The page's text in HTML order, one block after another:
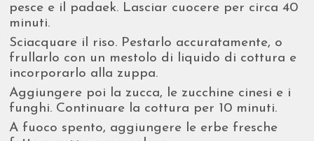
pesce e il padaek. Lasciar cuocere per circa 40
minuti.
Sciacquare il riso. Pestarlo accuratamente, o
frullarlo con un mestolo di liquido di cottura e
incorporarlo alla zuppa.
Aggiungere poi la zucca, le zucchine cinesi e i
funghi. Continuare la cottura per 10 minuti.
A fuoco spento, aggiungere le erbe fresche